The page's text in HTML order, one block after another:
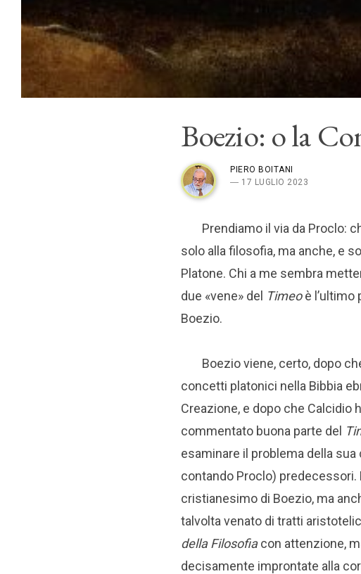
Boezio: o la
PIERO BOITANI
― 17 LUGLIO 2023
Prendiamo il via da Proclo:
solo alla filosofia, ma anche, e
Platone. Chi a me sembra
due «vene» del Timeoè l’ultimo
Boezio.
Boezio viene, certo, dopo
concetti platonici nella Bibbia
Creazione, e dopo che Calcidio
commentato buona parte del
esaminare il problema della
contando Proclo) predecessori.
cristianesimo di Boezio, ma
talvolta venato di tratti
della Filosofiacon attenzione,
decisamente improntate alla